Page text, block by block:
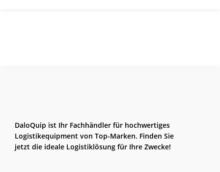
DaloQuip ist Ihr Fachhändler für hochwertiges
Logistikequipment von Top-Marken. Finden Sie
jetzt die ideale Logistiklösung für Ihre Zwecke!